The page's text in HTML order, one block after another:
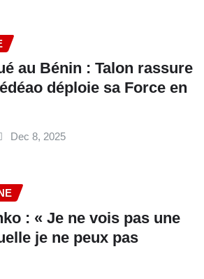
au Bénin : Talon rassure
déploie sa Force en
Dec 8, 2025
: « Je ne vois pas une
je ne peux pas